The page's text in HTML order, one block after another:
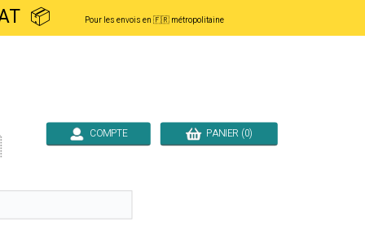
📦 Pour les envois en 🇫🇷 métropolitaine
COMPTE PANIER (0)